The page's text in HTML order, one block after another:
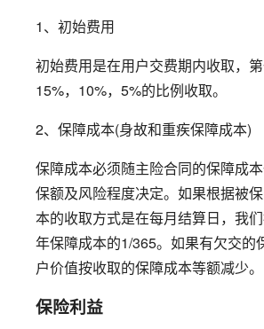
1、初始费用
初始费用是在用户交费期内收取，
15%，10%，5%的比例收取。
2、保障成本(身故和重疾保障成本)
保障成本必须随主险合同的保障成
保额及风险程度决定。如果根据被
本的收取方式是在每月结算日，我
年保障成本的1/365。如果有欠交
户价值按收取的保障成本等额减少。
保险利益